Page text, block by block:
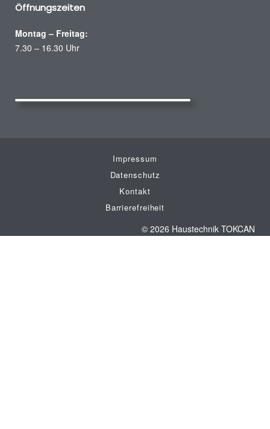
Öffnungszeiten
Montag – Freitag:
7.30 – 16.30 Uhr
Impressum
Datenschutz
Kontakt
Barrierefreiheit
© 2026 Haustechnik TOKCAN